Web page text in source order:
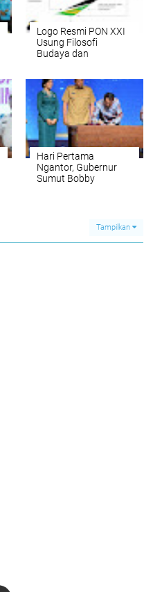
Logo Resmi PON XXI
Usung Filosofi
Budaya dan
Hari Pertama
Ngantor, Gubernur
Sumut Bobby
Tampilkan